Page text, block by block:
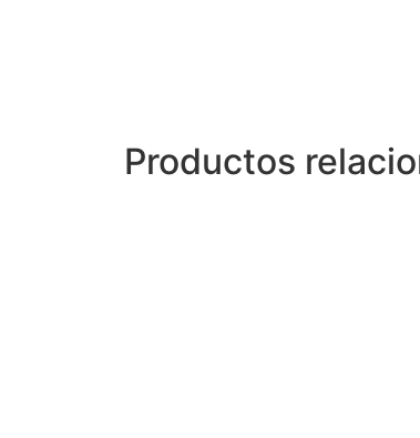
Productos